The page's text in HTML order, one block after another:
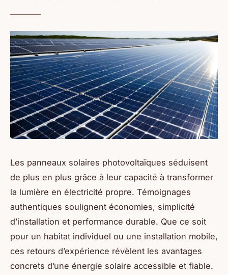
Les panneaux solaires photovoltaïques séduisent
de plus en plus grâce à leur capacité à transformer
la lumière en électricité propre. Témoignages
authentiques soulignent économies, simplicité
d’installation et performance durable. Que ce soit
pour un habitat individuel ou une installation mobile,
ces retours d’expérience révèlent les avantages
concrets d’une énergie solaire accessible et fiable.